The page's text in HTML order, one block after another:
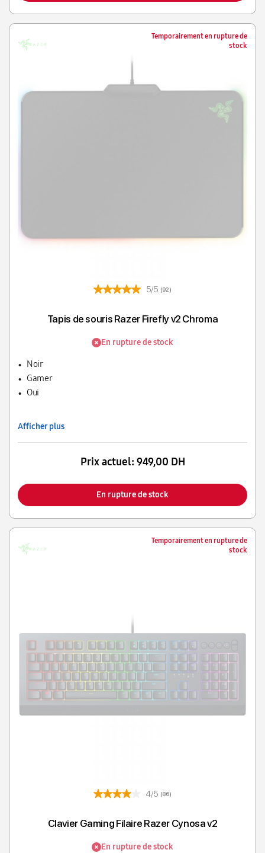
Temporairement en rupture de
stock
5/5 (92)
Tapis de souris Razer Firefly v2 Chroma
En rupture de stock
Noir
Gamer
Oui
Afficher plus
Prix actuel: 949,00 DH
En rupture de stock
Temporairement en rupture de
stock
4/5 (86)
Clavier Gaming Filaire Razer Cynosa v2
En rupture de stock